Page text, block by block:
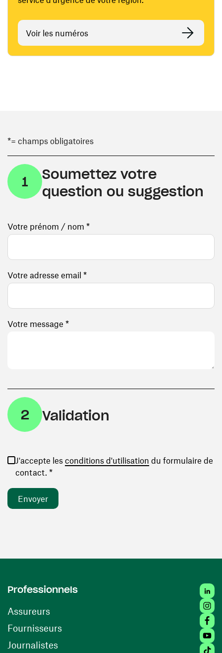
Voir les numéros
*= champs obligatoires
1
Soumettez votre
question ou suggestion
Votre prénom / nom *
Votre adresse email *
Votre message *
2 Validation
J'accepte les conditions d'utilisation (ouvre une
du formulaire de
contact. *
Professionnels
Assureurs
Fournisseurs(ouvre une nouvelle fenêtre)
Journalistes